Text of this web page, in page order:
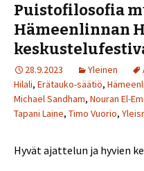
Puistofilosofia
Hämeenlinnan
28.9.2023 Yleinen
Hilali, Erätauko-säätiö,
Michael Sandham, Nouran El-
Tapani Laine, Timo Vuorio,
Hyvät ajattelun ja hyvien